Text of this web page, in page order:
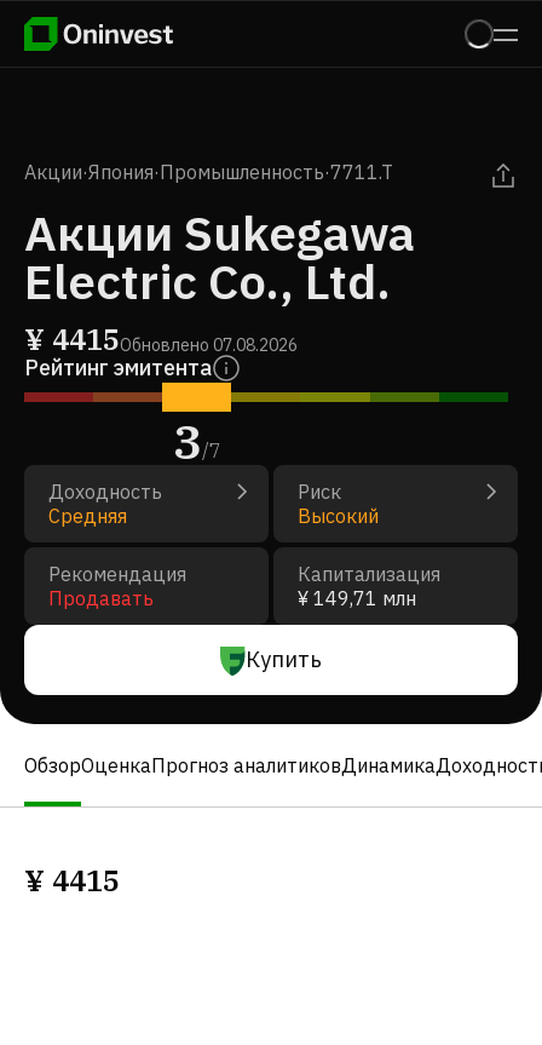
Акции·Япония·Промышленность·7711.T
Акции Sukegawa
Electric Co., Ltd.
¥ 4415Обновлено 07.08.2026
Рейтинг эмитента
3/7
Доходность
Средняя
Риск
Высокий
Рекомендация
Продавать
Капитализация
¥ 149,71 млн
Купить
ОбзорОценкаПрогноз аналитиковДинамика
¥ 4415